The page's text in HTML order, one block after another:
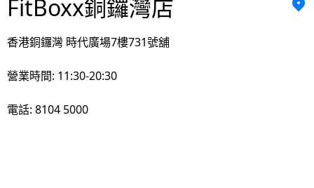
FitBoxx銅鑼灣店
香港銅鑼灣 時代廣場7樓731號舖
營業時間: 11:30-20:30
電話: 8104 5000